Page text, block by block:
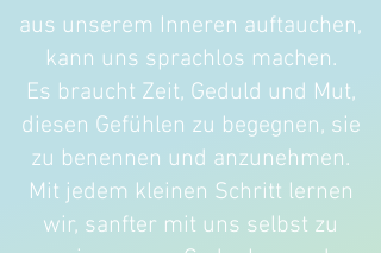
aus unserem Inneren auftauchen,
kann uns sprachlos machen.
Es braucht Zeit, Geduld und Mut,
diesen Gefühlen zu begegnen, sie
zu benennen und anzunehmen.
Mit jedem kleinen Schritt lernen
wir, sanfter mit uns selbst zu